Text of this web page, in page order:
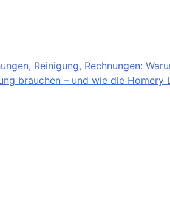
Reinigung, Rechnungen:
brauchen – und wie die Homery